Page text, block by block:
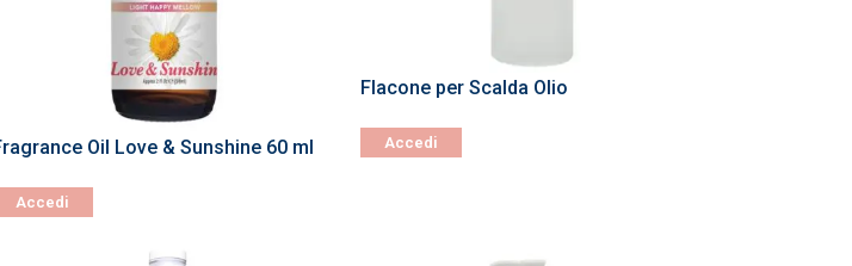
Oil Love & Sunshine 60 ml
Accedi
Flacone per Scalda Olio
Accedi